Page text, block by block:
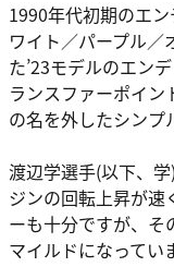
1990年代初期のエ
ワイト／パープル／
た’23モデルのエン
ランスファーポイン
の名を外したシンプ
渡辺学選手(以下、
ジンの回転上昇が速
ーも十分ですが、そ
マイルドになってい